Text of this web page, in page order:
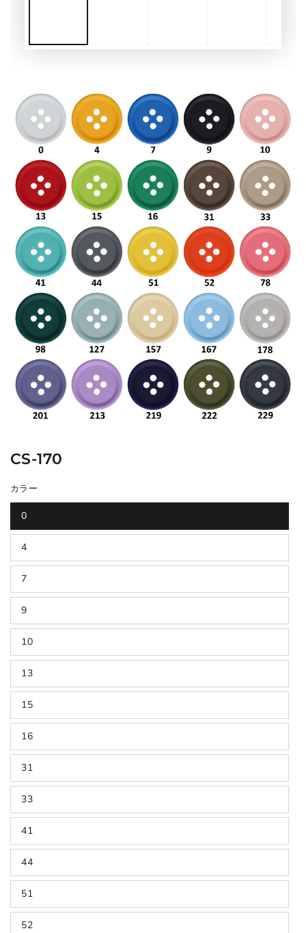
CS-170
カラー
0
4
7
9
10
13
15
16
31
33
41
44
51
52